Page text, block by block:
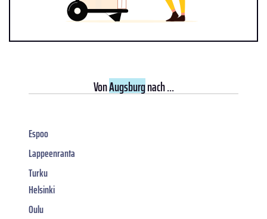
VonAugsburgnach ...
Espoo
Lappeenranta
Turku
Helsinki
Oulu